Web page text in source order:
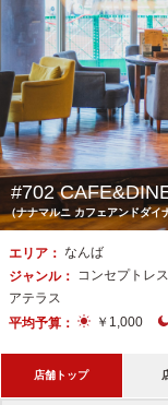
#702
（ナナマルニ カフェアンドダイ
エリア： なんば
ジャンル： コンセプトレ
アテラス
平均予算：
￥1,000
店舗トップ